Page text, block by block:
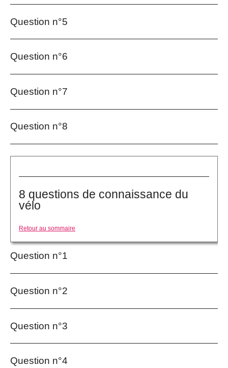
Question n°5
Question n°6
Question n°7
Question n°8
8 questions de connaissance du
vélo
Retour au sommaire
Question n°1
Question n°2
Question n°3
Question n°4